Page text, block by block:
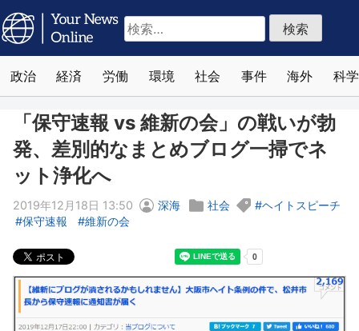
検
索:
政治 経済 労働 環境 社会 事件 海外 科学
「保守速報 vs 維新の会」の戦いが勃
発、差別的なまとめブログ一掃でネ
ット浄化へ
2019年12月18日 13:50 深海 社会
ヘイトスピーチ
保守速報
維新の会